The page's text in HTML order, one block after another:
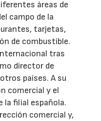
áreas de
campo de la
tarjetas,
de combustible.
tras
director de
países. A su
comercial y el
la filial española.
comercial y,